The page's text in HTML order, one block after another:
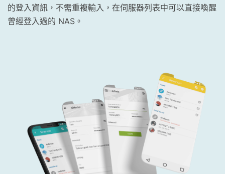
的登入資訊，不需重複輸入，在伺服器列表中可以直接喚醒
曾經登入過的 NAS。